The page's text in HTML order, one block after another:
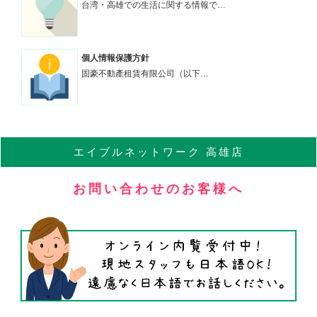
台湾・高雄での生活に関する情報で…
個人情報保護方針
固豪不動產租賃有限公司（以下…
エイブル ネットワーク 高雄店
お問い合わせのお客様へ